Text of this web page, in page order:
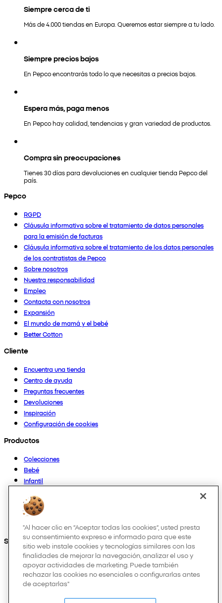
Siempre cerca de ti
Más de 4.000 tiendas en Europa. Queremos estar siempre a tu lado.
Siempre precios bajos
En Pepco encontrarás todo lo que necesitas a precios bajos.
Espera más, paga menos
En Pepco hay calidad, tendencias y gran variedad de productos.
Compra sin preocupaciones
Tienes 30 días para devoluciones en cualquier tienda Pepco del
país.
Pepco
RGPD
Cláusula informativa sobre el tratamiento de datos personales
para la emisión de facturas
Cláusula informativa sobre el tratamiento de los datos personales
de los contratistas de Pepco
Sobre nosotros
Nuestra responsabilidad
Empleo
Contacta con nosotros
Expansión
El mundo de mamá y el bebé
Better Cotton
Cliente
Encuentra una tienda
Centro de ayuda
Preguntas frecuentes
Devoluciones
Inspiración
Configuración de cookies
Productos
Colecciones
Bebé
Infantil
Mujer
Hombre
Otros
Síguenos en:
"Al hacer clic en “Aceptar todas las cookies”, usted presta
su consentimiento expreso e informado para que este
sitio web instale cookies y tecnologías similares con las
finalidades de mejorar la navegación, analizar el uso y
apoyar actividades de marketing. Puede también
rechazar las cookies no esenciales o configurarlas antes
de aceptarlas"